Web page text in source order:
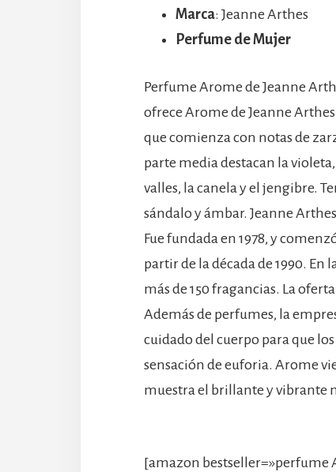
Marca: Jeanne Arthes
Perfume de Mujer
Perfume Arome de Jeanne
ofrece Arome de Jeanne
que comienza con notas de
parte media destacan la
valles, la canela y el jengibre.
sándalo y ámbar. Jeanne
Fue fundada en 1978, y
partir de la década de 1990.
más de 150 fragancias. La
Además de perfumes, la
cuidado del cuerpo para que
sensación de euforia. Arome
muestra el brillante y vibrante
[amazon bestseller=»perfume